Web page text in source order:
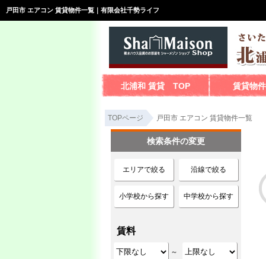
戸田市 エアコン 賃貸物件一覧｜有限会社千勢ライフ
北浦和 賃貸 TOP 賃貸物
TOPページ 戸田市 エアコン 賃貸物件一覧
検索条件の変更
エリアで絞る 沿線で絞る
小学校から探す 中学校から探す
賃料
～